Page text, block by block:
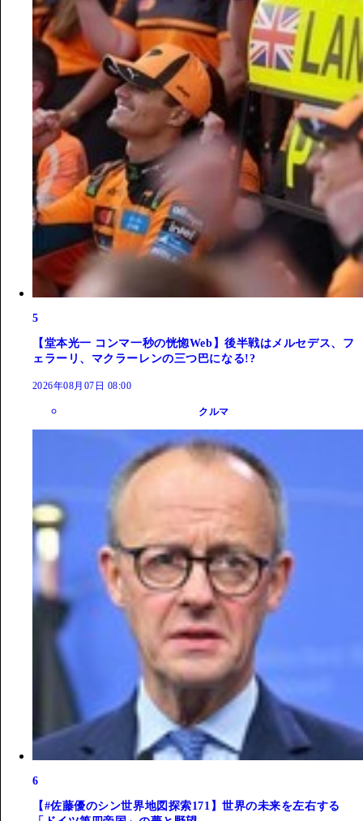
5
【堂本光一 コンマ一秒の恍惚Web】後半戦はメルセデス、フ
ェラーリ、マクラーレンの三つ巴になる!?
2026年08月07日 08:00
クルマ
6
【#佐藤優のシン世界地図探索171】世界の未来を左右する